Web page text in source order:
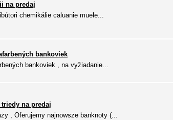
na predaj
chemikálie caluanie muele...
bankoviek
bankoviek , na vyžiadanie...
na predaj
, Oferujemy najnowsze banknoty (...